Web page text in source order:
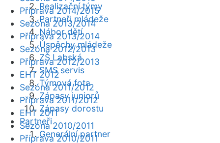
Realizační týmy
Partneři mládeže
Nábor dětí
Úspěchy mládeže
ZŠ Labská
SMS servis
Týmová fota
Zápasy juniorů
Zápasy dorostu
Partneři
Generální partner
Příprava 2014/2015
Sezóna 2013/2014
Příprava 2013/2014
Sezóna 2012/2013
Příprava 2012/2013
EHT 2012
Sezóna 2011/2012
Příprava 2011/2012
EHT 2011
Sezóna 2010/2011
Příprava 2010/2011